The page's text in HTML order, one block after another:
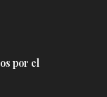
por el